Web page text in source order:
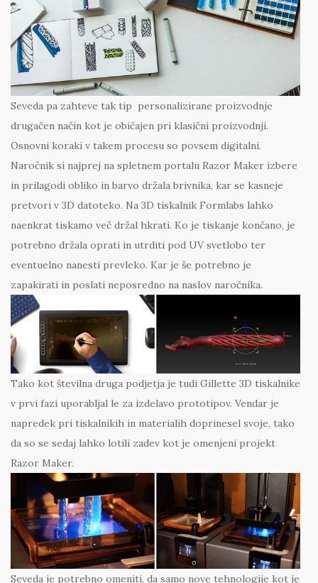
Seveda pa zahteve tak tip personalizirane proizvodnje
drugačen način kot je običajen pri klasični proizvodnji.
Osnovni koraki v takem procesu so povsem digitalni.
Naročnik si najprej na spletnem portalu Razor Maker izbere
in prilagodi obliko in barvo držala brivnika, kar se kasneje
pretvori v 3D datoteko. Na 3D tiskalnik Formlabs lahko
naenkrat tiskamo več držal hkrati. Ko je tiskanje končano, je
potrebno držala oprati in utrditi pod UV svetlobo ter
eventuelno nanesti prevleko. Kar je še potrebno je
zapakirati in poslati neposredno na naslov naročnika.
Tako kot številna druga podjetja je tudi Gillette 3D tiskalnike
v prvi fazi uporabljal le za izdelavo prototipov. Vendar je
napredek pri tiskalnikih in materialih doprinesel svoje, tako
da so se sedaj lahko lotili zadev kot je omenjeni projekt
Razor Maker.
Seveda je potrebno omeniti, da samo nove tehnologije kot je